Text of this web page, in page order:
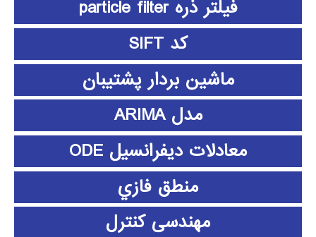
فیلتر ذره particle filter
کد SIFT
ماشین بردار پشتیبان
مدل ARIMA
معادلات دیفرانسیل ODE
منطق فازي
مهندسی کنترل